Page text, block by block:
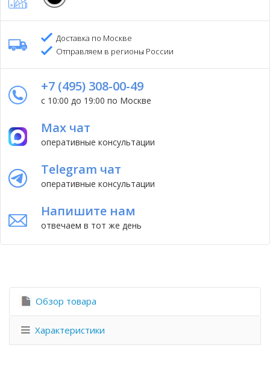
Доставка по Москве
Отправляем в регионы России
+7 (495) 308-00-49
с 10:00 до 19:00 по Москве
Max чат
оперативные консультации
Telegram чат
оперативные консультации
Напишите нам
отвечаем в тот же день
Обзор товара
Характеристики